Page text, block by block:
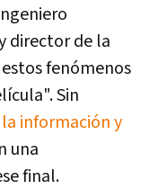
director de la
fenómenos
Sin
información y
una
final.